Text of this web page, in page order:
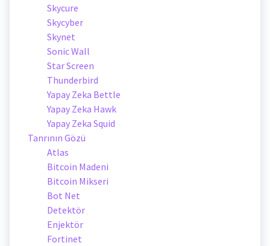
Skycure
Skycyber
Skynet
Sonic Wall
Star Screen
Thunderbird
Yapay Zeka Bettle
Yapay Zeka Hawk
Yapay Zeka Squid
Tanrının Gözü
Atlas
Bitcoin Madeni
Bitcoin Mikseri
Bot Net
Detektör
Enjektör
Fortinet